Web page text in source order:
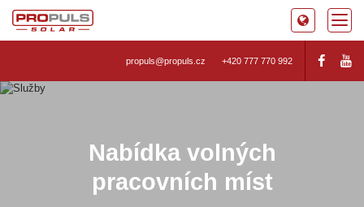
propuls@propuls.cz +420 777 770 992
Nabídka volných
pracovních míst